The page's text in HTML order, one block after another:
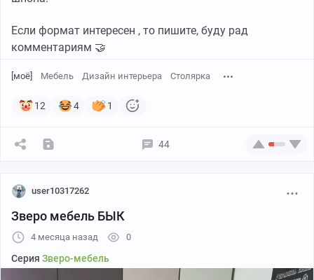
Если формат интересен , то пишите, буду рад
комментариям 🤝
[моё] Мебель Дизайн интерьера Столярка
12 4 1
44
user10317262
Зверо мебель БЫК
4 месяца назад 0
Серия Зверо-мебель